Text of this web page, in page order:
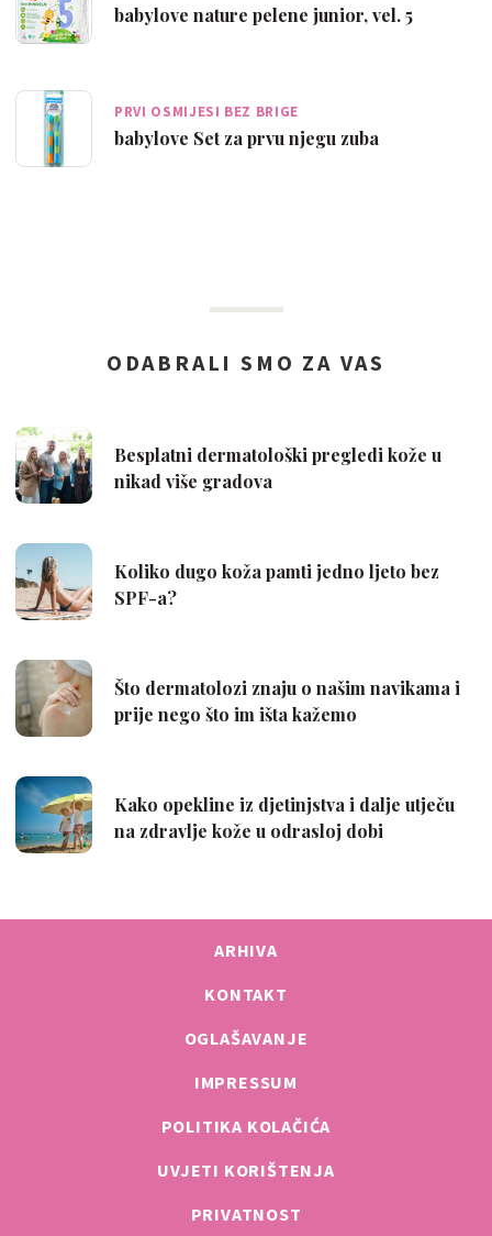
babylove nature pelene junior, vel. 5
PRVI OSMIJESI BEZ BRIGE
babylove Set za prvu njegu zuba
ARHIVA
KONTAKT
OGLAŠAVANJE
IMPRESSUM
POLITIKA KOLAČIĆA
UVJETI KORIŠTENJA
PRIVATNOST